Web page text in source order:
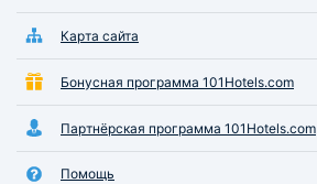
Карта сайта
Бонусная программа 101Hotels.com
Партнёрская программа 101Hotels.com
Помощь